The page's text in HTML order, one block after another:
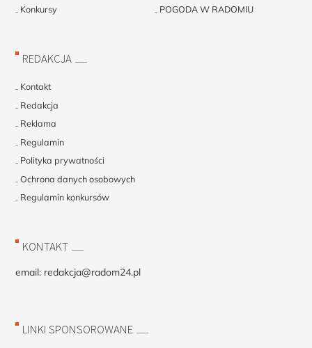
Konkursy
POGODA W RADOMIU
REDAKCJA
Kontakt
Redakcja
Reklama
Regulamin
Polityka prywatności
Ochrona danych osobowych
Regulamin konkursów
KONTAKT
email: redakcja@radom24.pl
LINKI SPONSOROWANE